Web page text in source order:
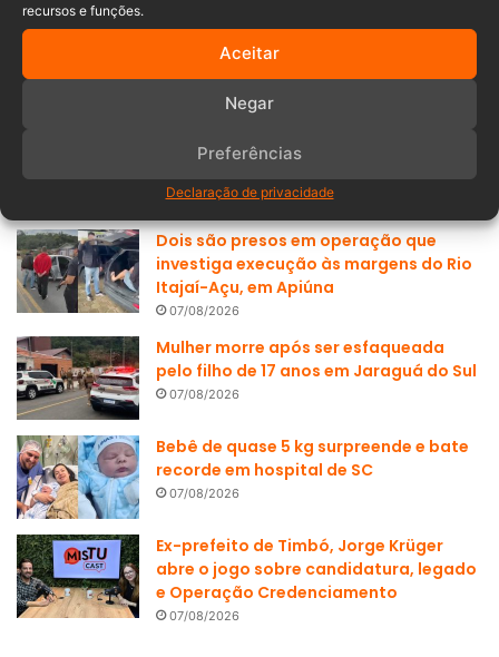
recursos e funções.
Aceitar
Negar
Preferências
Declaração de privacidade
jaqueta puffer vira sensação nas redes
sociais
07/08/2026
Dois são presos em operação que
investiga execução às margens do Rio
Itajaí-Açu, em Apiúna
07/08/2026
Mulher morre após ser esfaqueada
pelo filho de 17 anos em Jaraguá do Sul
07/08/2026
Bebê de quase 5 kg surpreende e bate
recorde em hospital de SC
07/08/2026
Ex-prefeito de Timbó, Jorge Krüger
abre o jogo sobre candidatura, legado
e Operação Credenciamento
07/08/2026